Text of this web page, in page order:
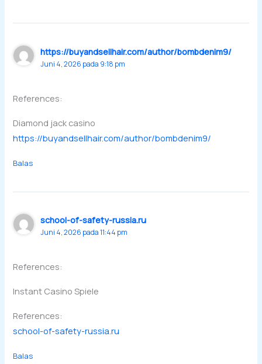
https://buyandsellhair.com/author/bombdenim9/
Juni 4, 2026 pada 9:18 pm
References:
Diamond jack casino
https://buyandsellhair.com/author/bombdenim9/
Balas
school-of-safety-russia.ru
Juni 4, 2026 pada 11:44 pm
References:
Instant Casino Spiele
References:
school-of-safety-russia.ru
Balas